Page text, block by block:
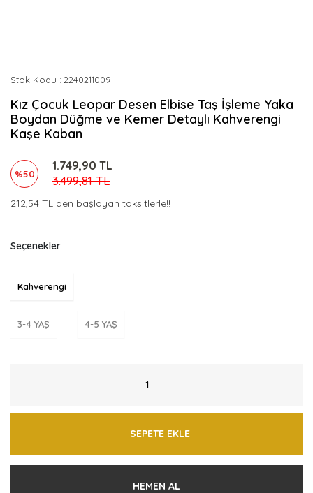
Stok Kodu 2240211009
Kız Çocuk Leopar Desen Elbise Taş İşleme Yaka
Boydan Düğme ve Kemer Detaylı Kahverengi
Kaşe Kaban
%50
1.749,90 TL
3.499,81 TL
212,54 TL den başlayan taksitlerle!!
Seçenekler
Kahverengi
3-4 YAŞ 4-5 YAŞ
SEPETE EKLE
HEMEN AL